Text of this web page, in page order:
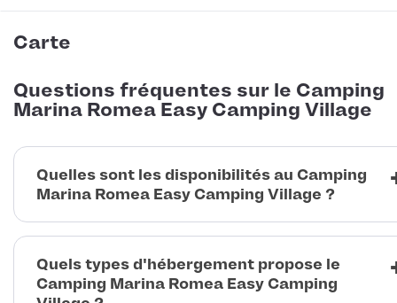
Carte
Questions fréquentes sur le Camping
Marina Romea Easy Camping Village
Quelles sont les disponibilités au Camping
Marina Romea Easy Camping Village ?
Quels types d'hébergement propose le
Camping Marina Romea Easy Camping